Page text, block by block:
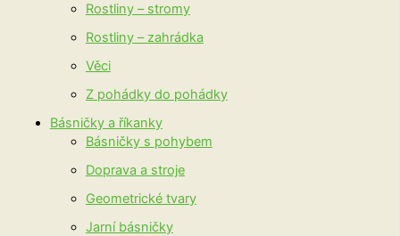
Rostliny – stromy
Rostliny – zahrádka
Věci
Z pohádky do pohádky
Básničky a říkanky
Básničky s pohybem
Doprava a stroje
Geometrické tvary
Jarní básničky